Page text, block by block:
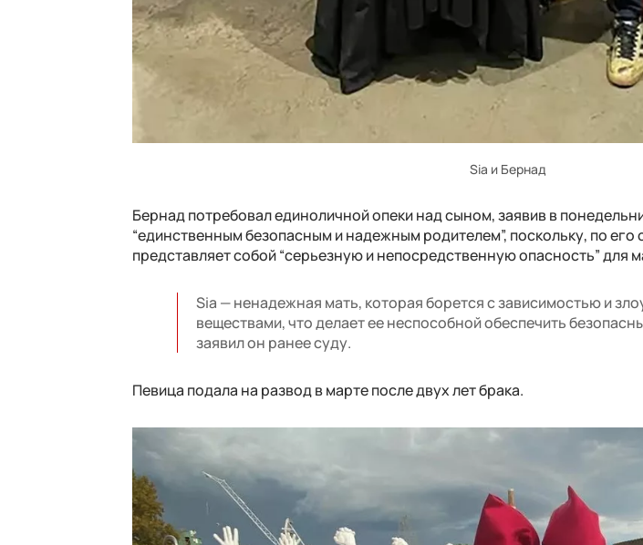
Sia и Бернад
Бернад потребовал единоличной опеки над сыном, заявив в
“единственным безопасным и надежным родителем”, поскольку, по его
представляет собой “серьезную и непосредственную опасность” для
Sia — ненадежная мать, которая борется с зависимостью и
веществами, что делает ее неспособной обеспечить
заявил он ранее суду.
Певица подала на развод в марте после двух лет брака.